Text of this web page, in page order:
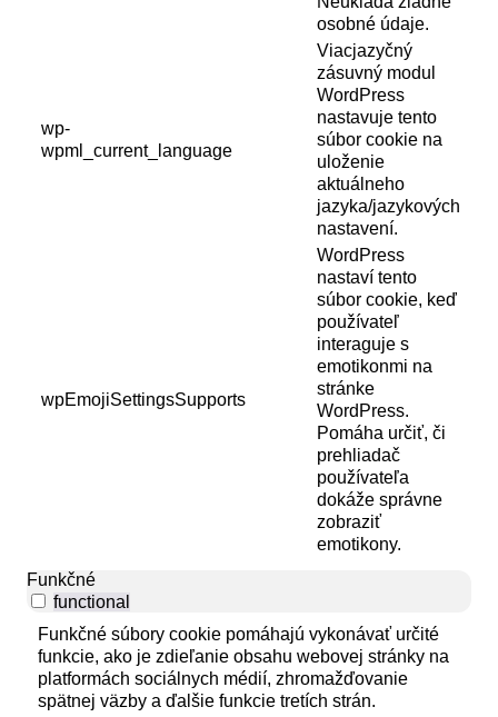
osobné údaje.
wp-
wpml_current_language
Viacjazyčný
zásuvný modul
WordPress
nastavuje tento
súbor cookie na
uloženie
aktuálneho
jazyka/jazykových
nastavení.
wpEmojiSettingsSupports
WordPress
nastaví tento
súbor cookie, keď
používateľ
interaguje s
emotikonmi na
stránke
WordPress.
Pomáha určiť, či
prehliadač
používateľa
dokáže správne
zobraziť
emotikony.
Funkčné
functional
Funkčné súbory cookie pomáhajú vykonávať určité
funkcie, ako je zdieľanie obsahu webovej stránky na
platformách sociálnych médií, zhromažďovanie
spätnej väzby a ďalšie funkcie tretích strán.